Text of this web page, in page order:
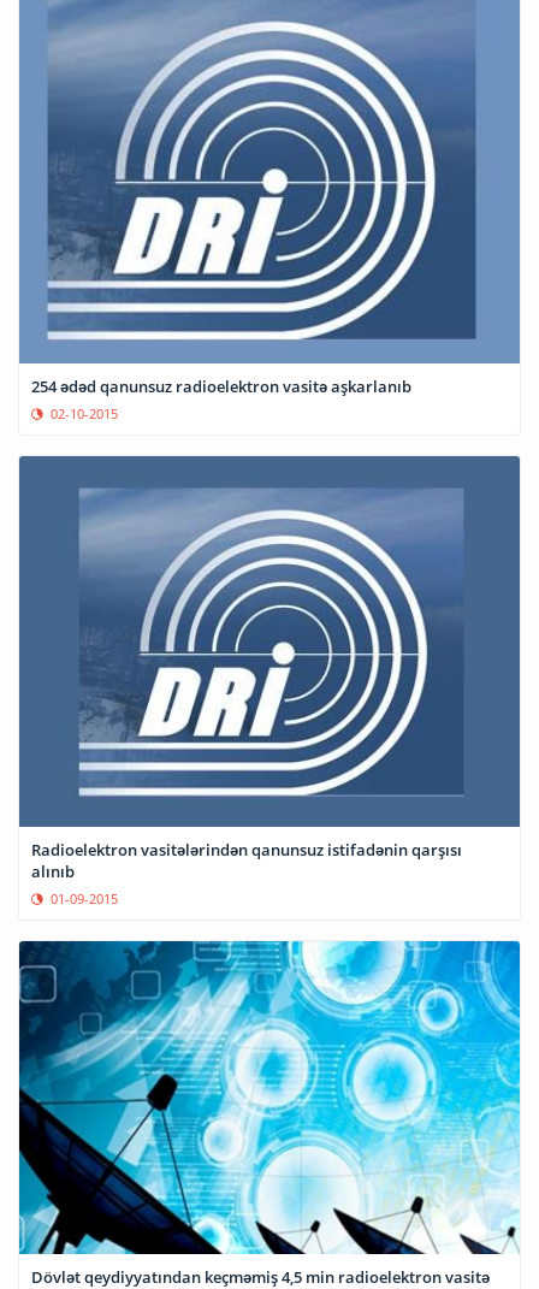
254 ədəd qanunsuz radioelektron vasitə aşkarlanıb
02-10-2015
Radioelektron vasitələrindən qanunsuz istifadənin qarşısı
alınıb
01-09-2015
Dövlət qeydiyyatından keçməmiş 4,5 min radioelektron vasitə